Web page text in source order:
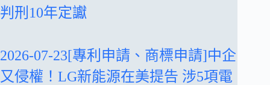
判刑10年定讞
2026-07-23[專利申請、商標申請]中企
又侵權！LG新能源在美提告 涉5項電